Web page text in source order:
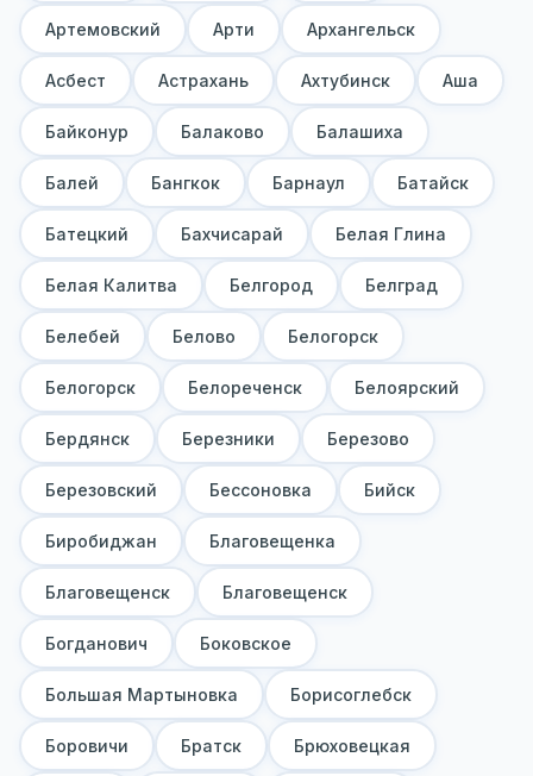
Артемовский Арти Архангельск
Асбест Астрахань Ахтубинск Аша
Байконур Балаково Балашиха
Балей Бангкок Барнаул Батайск
Батецкий Бахчисарай Белая Глина
Белая Калитва Белгород Белград
Белебей Белово Белогорск
Белогорск Белореченск Белоярский
Бердянск Березники Березово
Березовский Бессоновка Бийск
Биробиджан Благовещенка
Благовещенск Благовещенск
Богданович Боковское
Большая Мартыновка Борисоглебск
Боровичи Братск Брюховецкая